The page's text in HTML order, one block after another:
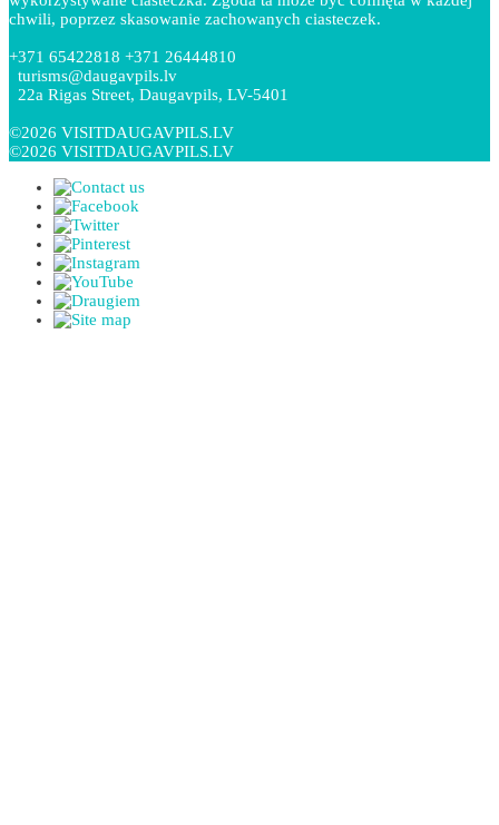
chwili, poprzez skasowanie zachowanych ciasteczek.
+371 65422818 +371 26444810
turisms@daugavpils.lv
22a Rigas Street, Daugavpils, LV-5401
©2026 VISITDAUGAVPILS.LV
©2026 VISITDAUGAVPILS.LV